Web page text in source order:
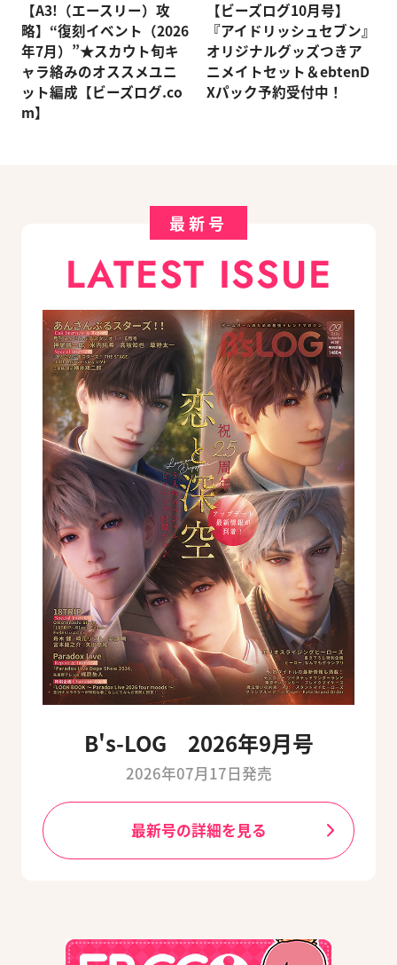
【A3!（エースリー）攻
略】“復刻イベント（2026
年7月）”★スカウト旬キ
ャラ絡みのオススメユニ
ット編成【ビーズログ.co
m】
【ビーズログ10月号】
『アイドリッシュセブン』
オリジナルグッズつきア
ニメイトセット＆ebtenD
Xパック予約受付中！
最新号
LATEST ISSUE
B's-LOG 2026年9月号
2026年07月17日発売
最新号の詳細を見る